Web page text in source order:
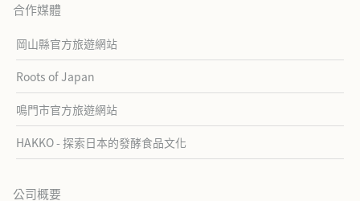
合作媒體
岡山縣官方旅遊網站
Roots of Japan
鳴門市官方旅遊網站
HAKKO - 探索日本的發酵食品文化
公司概要